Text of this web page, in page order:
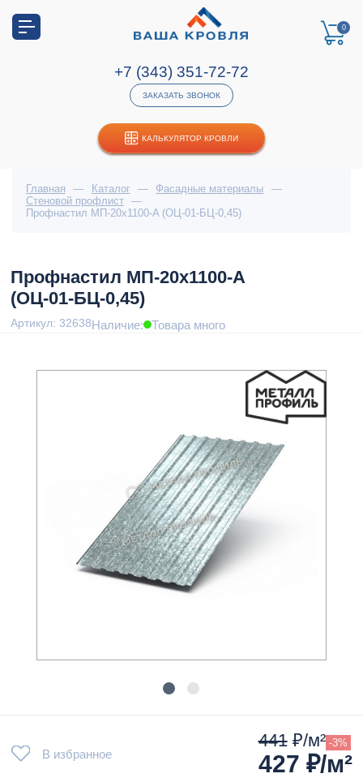
КАЛЬКУЛЯТОР КРОВЛИ
0
+7 (343) 351-72-72
ЗАКАЗАТЬ ЗВОНОК
Главная — Каталог — Фасадные материалы
—
Стеновой профлист
—
Профнастил МП-20x1100-A (ОЦ-01-БЦ-0,45)
Профнастил МП-20x1100-A
(ОЦ-01-БЦ-0,45)
Артикул: 32638Наличие: Товара много
В избранное
441₽/м² -3%
427 ₽/м²